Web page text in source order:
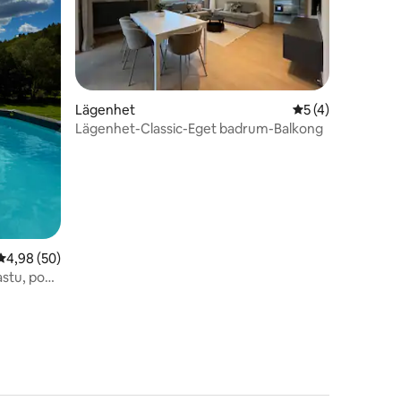
av 5 i genomsnittligt betyg, 50 omdömen
4,98 (50)
pool
Lägenhet 5 av 5 i
5 (4)
Lägenhet-Classic-Eget badrum-Balkong